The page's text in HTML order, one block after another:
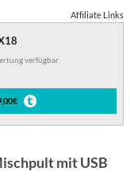
Affiliate Links
verfügbar
mit USB